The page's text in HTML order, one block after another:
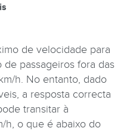
de velocidade para
passageiros fora das
h. No entanto, dado
a resposta correcta
transitar à
h, o que é abaixo do